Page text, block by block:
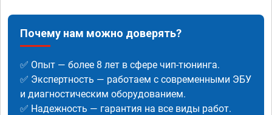
Почему нам можно доверять?
✅ Опыт — более 8 лет в сфере чип-тюнинга.
✅ Экспертность — работаем с современными ЭБУ
и диагностическим оборудованием.
✅ Надежность — гарантия на все виды работ.